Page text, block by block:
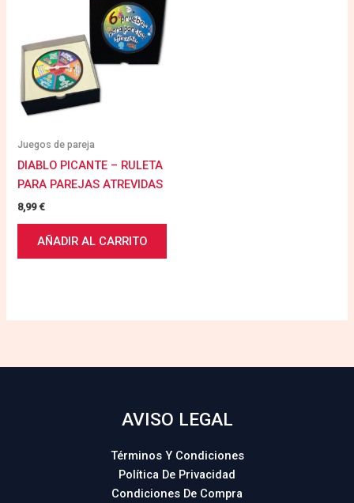
Juegos de pareja
DIABLO PICANTE – RULETA
PARA PAREJAS ATREVIDAS
8,99€
AÑADIR AL CARRITO
AVISO LEGAL
Términos Y Condiciones
Política De Privacidad
Condiciones De Compra